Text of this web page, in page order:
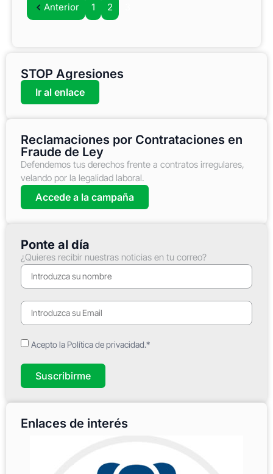
Anterior 1 2
STOP Agresiones
Ir al enlace
Reclamaciones por Contrataciones en
Fraude de Ley
Defendemos tus derechos frente a contratos irregulares,
velando por la legalidad laboral.
Accede a la campaña
Ponte al día
¿Quieres recibir nuestras noticias en tu correo?
Acepto la Política de privacidad.*
Suscribirme
Enlaces de interés